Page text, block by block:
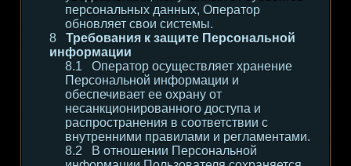
персональных данных, Оператор
обновляет свои системы.
Требования к защите Персональной
информации
Оператор осуществляет хранение
Персональной информации и
обеспечивает ее охрану от
несанкционированного доступа и
распространения в соответствии с
внутренними правилами и регламентами.
В отношении Персональной